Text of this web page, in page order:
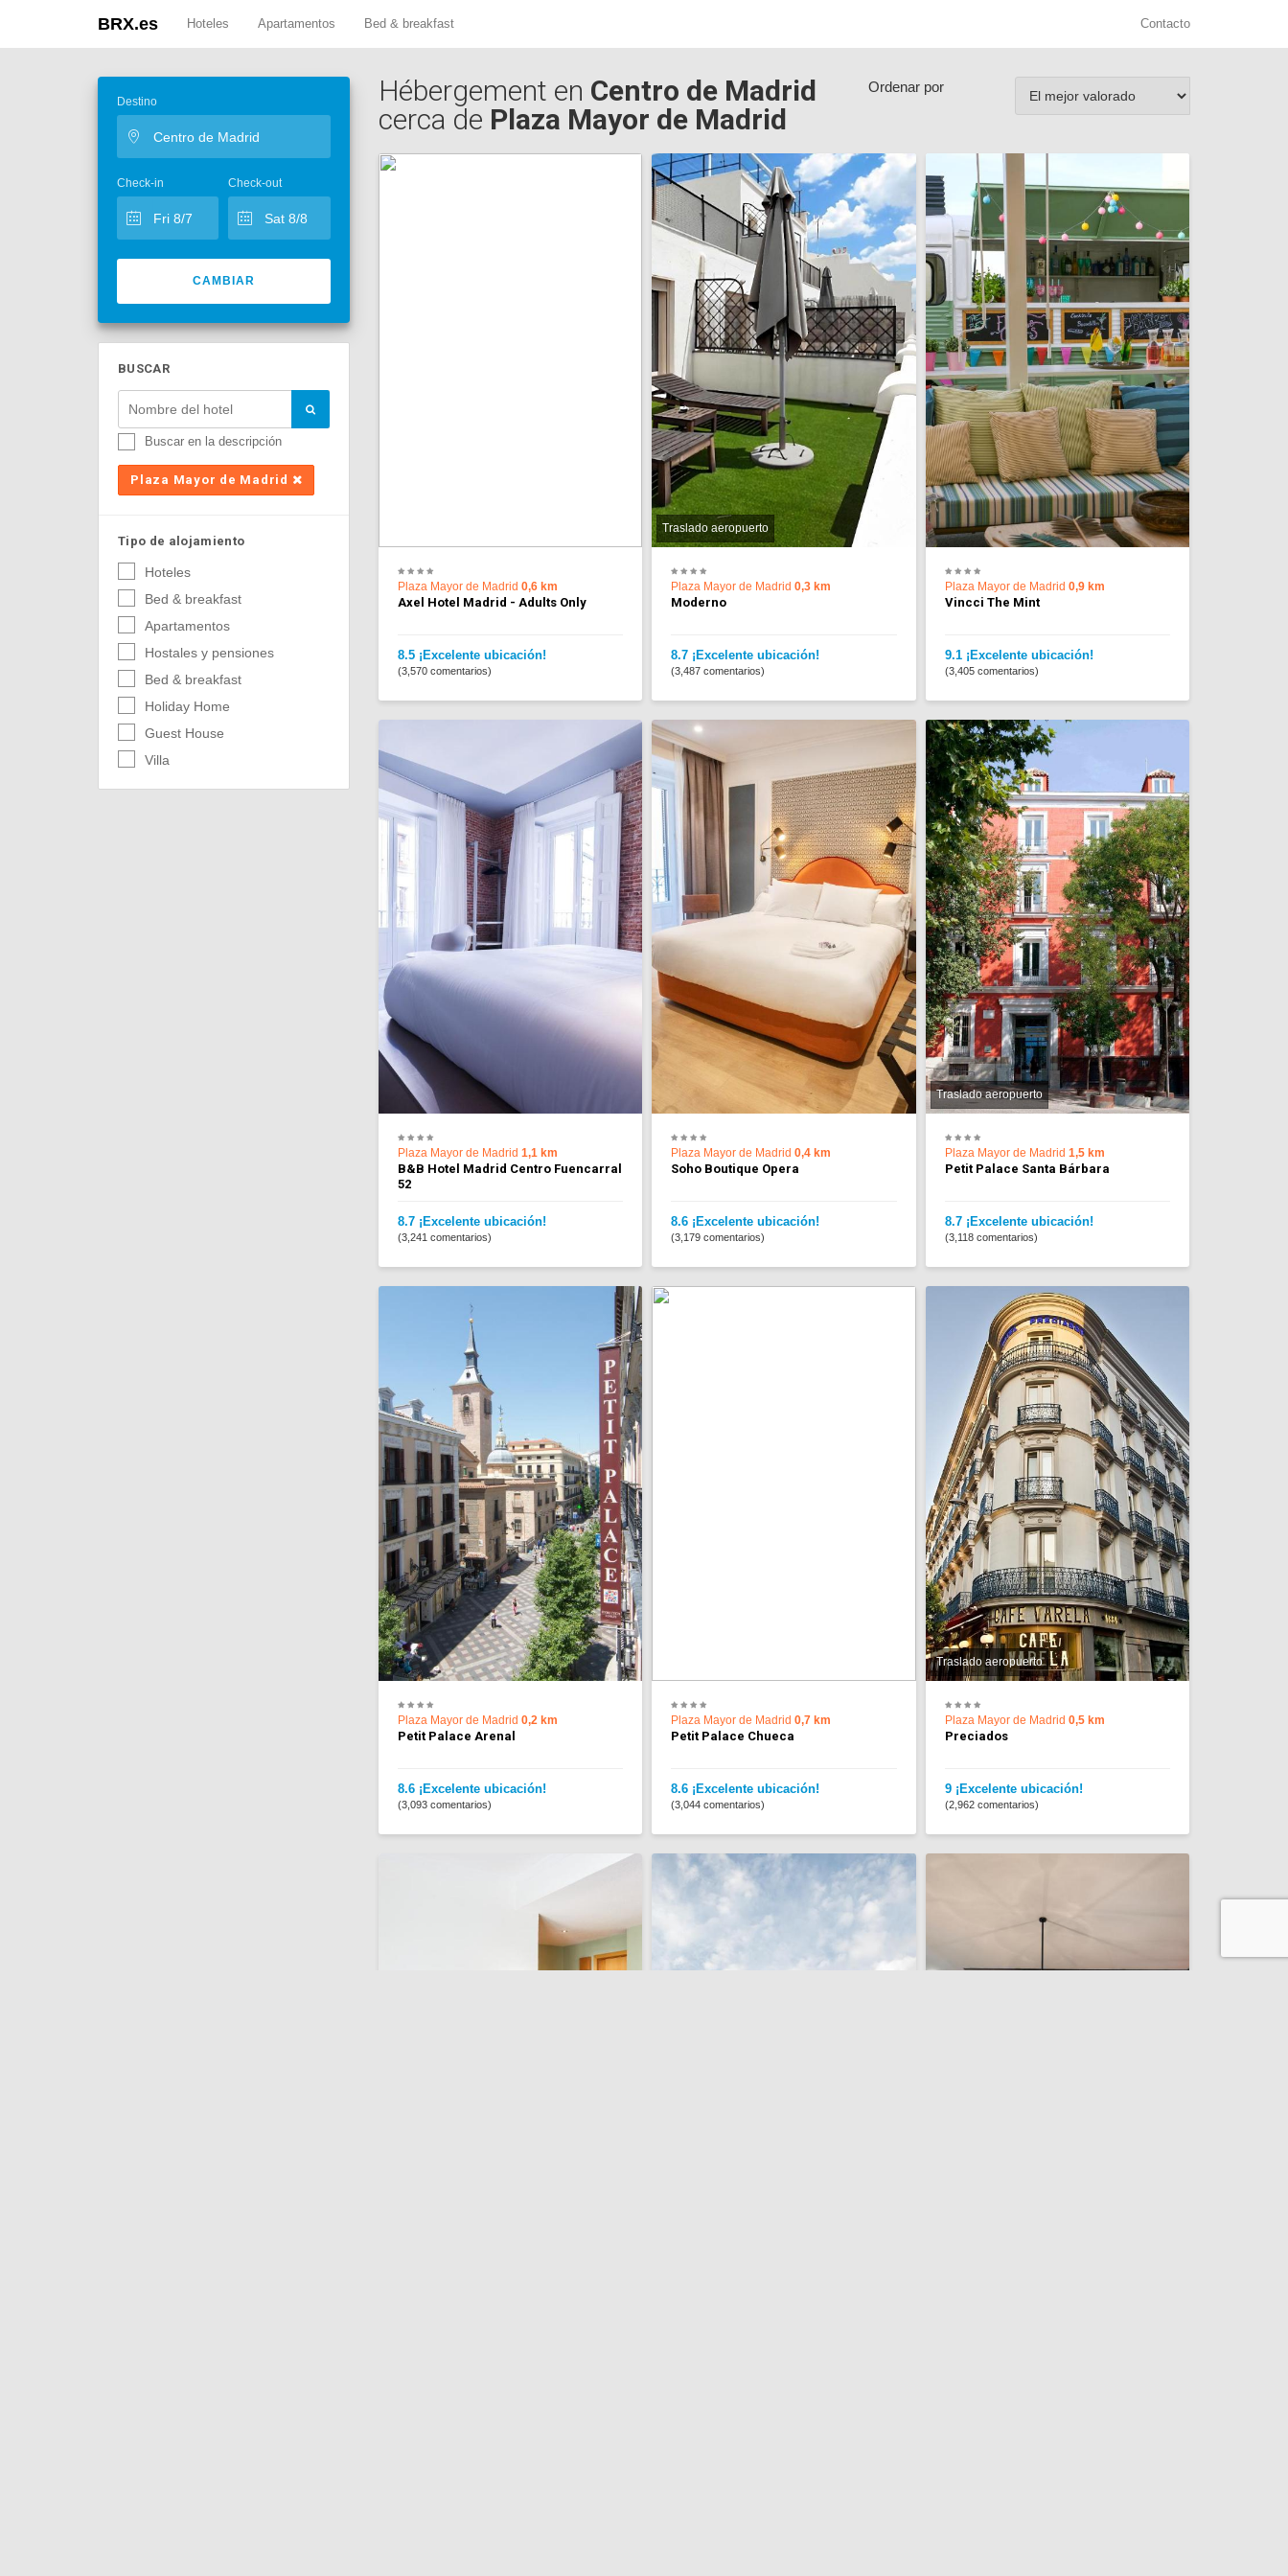
BRX.es Hoteles Apartamentos Bed & breakfast Contacto
Destino
Check-in Check-out
CAMBIAR
BUSCAR
Buscar en la descripción
Plaza Mayor de Madrid
Tipo de alojamiento
Hoteles
Bed & breakfast
Apartamentos
Hostales y pensiones
Bed & breakfast
Holiday Home
Guest House
Villa
Hébergement en Centro de Madrid
cerca de Plaza Mayor de Madrid
Ordenar por
Plaza Mayor de Madrid 0,6 km
Axel Hotel Madrid - Adults Only
8.5 ¡Excelente ubicación!
(3,570 comentarios)
Traslado aeropuerto
Plaza Mayor de Madrid0,3 km
Moderno
8.7 ¡Excelente ubicación!
(3,487 comentarios)
Plaza Mayor de Madrid 0,9 km
Vincci The Mint
9.1 ¡Excelente ubicación!
(3,405 comentarios)
Plaza Mayor de Madrid 1,1 km
B&B Hotel Madrid Centro Fuencarral
52
8.7 ¡Excelente ubicación!
(3,241 comentarios)
Plaza Mayor de Madrid0,4 km
Soho Boutique Opera
8.6 ¡Excelente ubicación!
(3,179 comentarios)
Traslado aeropuerto
Plaza Mayor de Madrid 1,5 km
Petit Palace Santa Bárbara
8.7 ¡Excelente ubicación!
(3,118 comentarios)
Plaza Mayor de Madrid 0,2 km
Petit Palace Arenal
8.6 ¡Excelente ubicación!
(3,093 comentarios)
Plaza Mayor de Madrid0,7 km
Petit Palace Chueca
8.6 ¡Excelente ubicación!
(3,044 comentarios)
Traslado aeropuerto
Plaza Mayor de Madrid 0,5 km
Preciados
9 ¡Excelente ubicación!
(2,962 comentarios)